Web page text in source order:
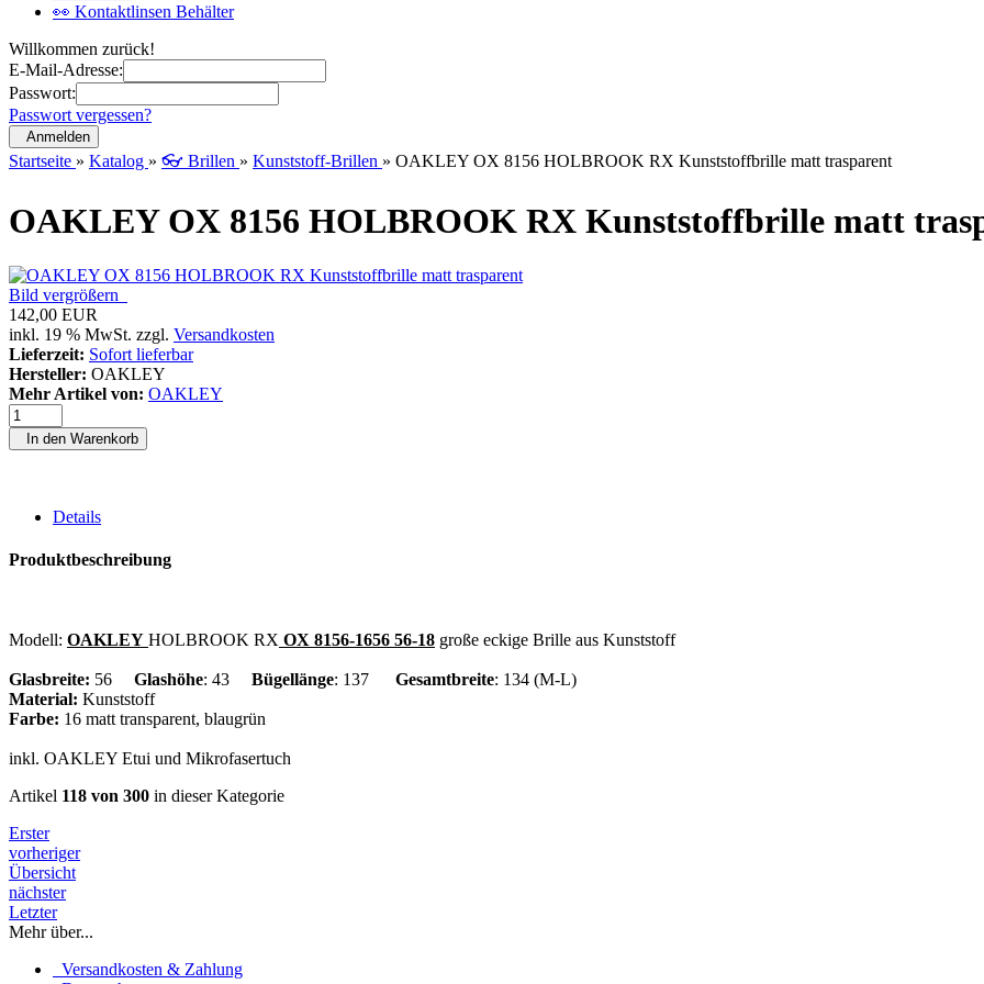
👀 Kontaktlinsen Behälter
Willkommen zurück!
E-Mail-Adresse:
Passwort:
Passwort vergessen?
Anmelden
Startseite » Katalog » 👓 Brillen » Kunststoff-Brillen » OAKLEY OX 8156 HOLBROOK RX Kunststoffbrille matt trasparent
OAKLEY OX 8156 HOLBROOK RX Kunststoffbrille matt
Bild vergrößern
142,00 EUR
inkl. 19 % MwSt. zzgl. Versandkosten
Lieferzeit: Sofort lieferbar
Hersteller: OAKLEY
Mehr Artikel von: OAKLEY
In den Warenkorb
Details
Produktbeschreibung
Modell: OAKLEY HOLBROOK RX OX 8156-1656 56-18 große eckige Brille aus Kunststoff
Glasbreite: 56 Glashöhe: 43 Bügellänge: 137 Gesamtbreite: 134 (M-L)
Material: Kunststoff
Farbe: 16 matt transparent, blaugrün
inkl. OAKLEY Etui und Mikrofasertuch
Artikel 118 von 300 in dieser Kategorie
Erster
vorheriger
Übersicht
nächster
Letzter
Mehr über...
Versandkosten & Zahlung